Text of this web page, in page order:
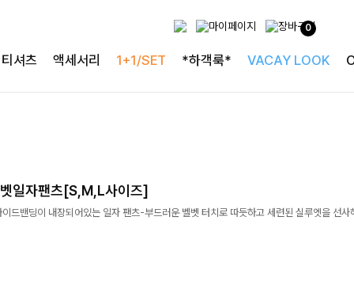
0
티셔츠 액세서리 1+1/SET *하객룩* VACAY LOOK
일자팬츠[S,M,L사이즈]
드밴딩이 내장되어있는 일자 팬츠-부드러운 벨벳 터치로 따듯하고 세련된 실루엣을 선사